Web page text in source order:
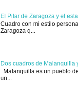
El Pilar de Zaragoza y el
Cuadro con mi estilo
Zaragoza q...
Dos cuadros de Malanquilla
Malanquilla es un pueblo
un...